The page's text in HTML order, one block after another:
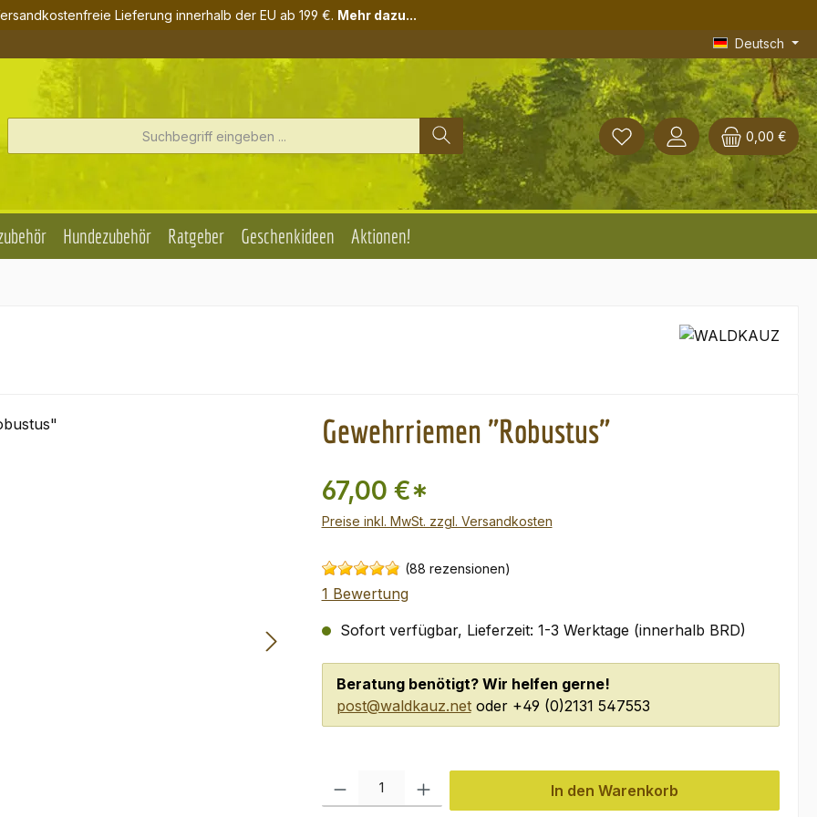
Lieferung innerhalb der EU ab 199 €. Mehr dazu...
Deutsch
0,00 €
Hundezubehör Ratgeber Geschenkideen Aktionen!
Gewehrriemen "Robustus"
67,00 €*
Preise inkl. MwSt. zzgl. Versandkosten
(88 rezensionen)
1 Bewertung
Sofort verfügbar, Lieferzeit: 1-3 Werktage (innerhalb BRD)
Beratung benötigt? Wir helfen gerne!
post@waldkauz.netoder +49 (0)2131 547553
Produkt Anzahl: Gib den gewünschten Wert ein oder benutze die Schaltflächen
In den Warenkorb